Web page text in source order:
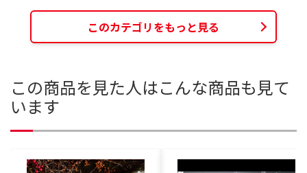
このカテゴリをもっと見る
この商品を見た人はこんな商品も見て
います